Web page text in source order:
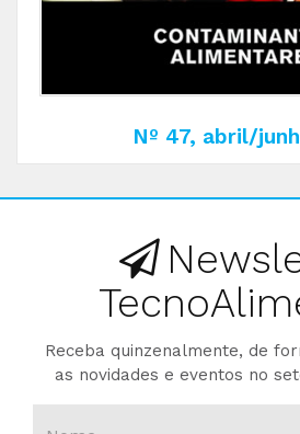
Nº 47, abril/
Receba quinzenalmente, de
as novidades e eventos no